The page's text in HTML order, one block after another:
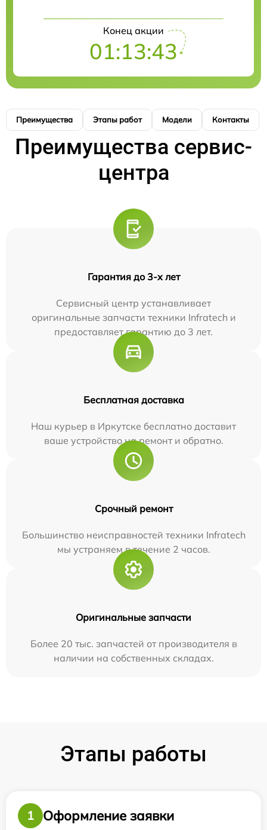
Конец акции
01:13:43
Преимущества Этапы работ Модели Контакты
Преимущества сервис-
центра
Гарантия до 3-х лет
Сервисный центр устанавливает
оригинальные запчасти техники Infratech и
предоставляет гарантию до 3 лет.
Бесплатная доставка
Наш курьер в Иркутске бесплатно доставит
ваше устройство на ремонт и обратно.
Срочный ремонт
Большинство неисправностей техники Infratech
мы устраняем в течение 2 часов.
Оригинальные запчасти
Более 20 тыс. запчастей от производителя в
наличии на собственных складах.
Этапы работы
1 Оформление заявки